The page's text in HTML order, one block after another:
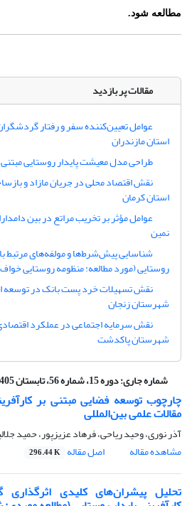
مطالعه شود.
مقالات پر بازدید
عوامل تعیین‌کننده سفر و رفتار
استان مازندران
طراحی مدل معیشت پایدار روستایی
نقش اقتصاد محلی در جریان مازاد و
استان کرمان
عوامل مؤثر بر تخریب مراتع در بین
نمین
شناسایی پیش‌شرط‌ها و مولفه‌های مرتبط با
روستایی (مورد مطالعه: منظومه روستایی
نقش تسهیلات خرد پست بانک در توسعه
شهرستان زنجان
نقش سرمایه اجتماعی در عملکرد
شهرستان پاکدشت
شماره جاری:دوره 15، شماره 56، تابستان 1405
چارچوب توسعه فضایی مبتنی بر
مقالات علمی بین‌المللی
آذر نوری، وحید ریاحی، فرهاد عزیزپور، حمید
مشاهده مقاله
اصل مقاله 296.44 K
تحلیل پیشران‌های کلیدی